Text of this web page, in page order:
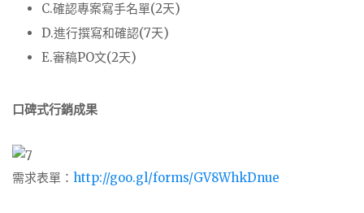
C.確認專案寫手名單(2天)
D.進行撰寫和確認(7天)
E.審稿PO文(2天)
口碑式行銷成果
需求表單： http://goo.gl/forms/GV8WhkDnue